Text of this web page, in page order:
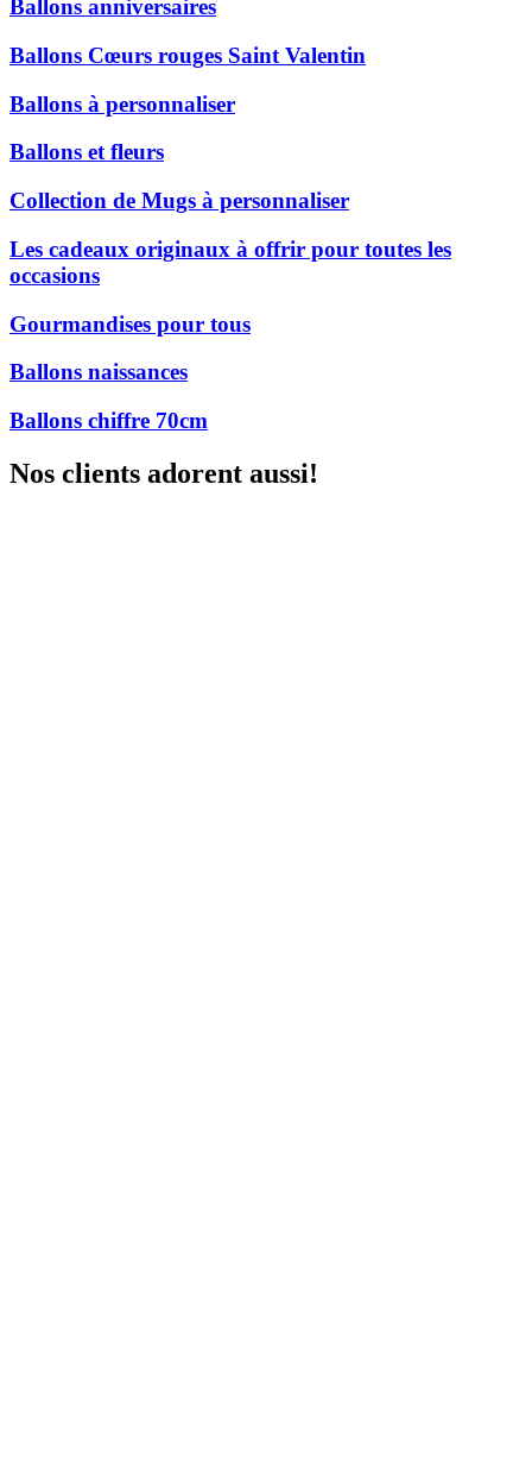
Ballons anniversaires
Ballons Cœurs rouges Saint Valentin
Ballons à personnaliser
Ballons et fleurs
Collection de Mugs à personnaliser
Les cadeaux originaux à offrir pour toutes les
occasions
Gourmandises pour tous
Ballons naissances
Ballons chiffre 70cm
Nos clients adorent aussi!